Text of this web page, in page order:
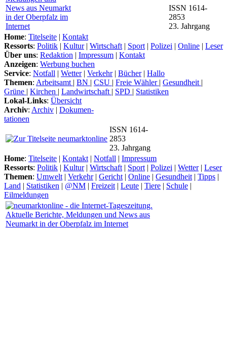
ISSN 1614-
2853
23. Jahrgang
Home: Titelseite | Kontakt
Ressorts: Politik | Kultur| Wirtschaft | Sport | Polizei | Online | Leser
Über uns: Redaktion | Impressum | Kontakt
Anzeigen: Werbung buchen
Service: Notfall | Wetter| Verkehr| Bücher| Hallo
Themen: Arbeitsamt | BN | CSU | Freie Wähler | Gesundheit |
Grüne | Kirchen | Landwirtschaft | SPD | Statistiken
Lokal-Links: Übersicht
Archiv: Archiv | Dokumen-
tationen
ISSN 1614-
2853
23. Jahrgang
Home: Titelseite | Kontakt | Notfall | Impressum
Ressorts: Politik | Kultur| Wirtschaft | Sport | Polizei | Wetter| Leser
Themen: Umwelt | Verkehr| Gericht | Online | Gesundheit | Tipps |
Land | Statistiken | @NM | Freizeit | Leute | Tiere | Schule |
Eilmeldungen